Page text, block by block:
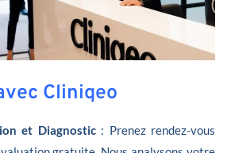
Cliniqeo
et Diagnostic: Prenez rendez-vous